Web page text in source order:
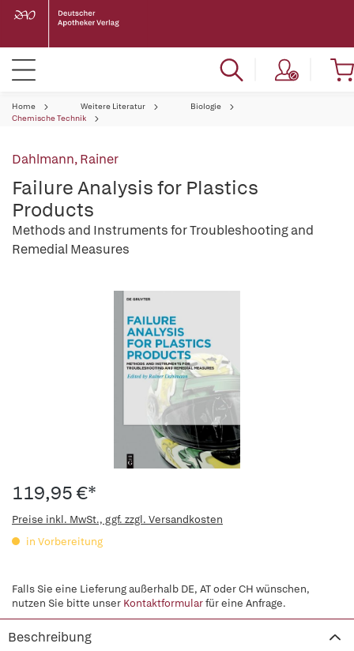
Home Weitere Literatur
Biologie
Chemische Technik
Dahlmann, Rainer
Failure Analysis for Plastics
Products
Methods and Instruments for Troubleshooting and
Remedial Measures
119,95 €*
Preise inkl. MwSt., ggf. zzgl. Versandkosten
in Vorbereitung
Falls Sie eine Lieferung außerhalb DE, AT oder CH wünschen,
nutzen Sie bitte unser Kontaktformularfür eine Anfrage.
Beschreibung